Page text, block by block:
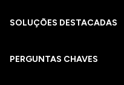
SOLUÇÕES DESTACADAS
PERGUNTAS CHAVES​